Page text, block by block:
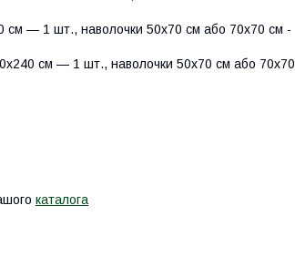
— 1 шт., наволочки 50х70 см або 70х70 см -
см — 1 шт., наволочки 50х70 см або 70х70
каталога